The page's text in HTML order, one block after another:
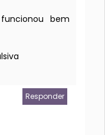
bem
Responder